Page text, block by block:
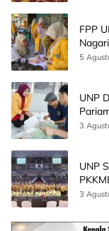
FPP
5
UNP
AI
3
UNP
3